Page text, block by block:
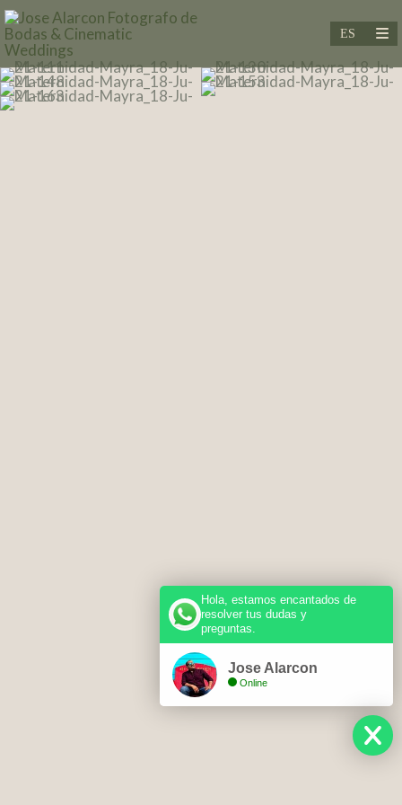
Hola, estamos encantados de
resolver tus dudas y
preguntas.
Jose Alarcon
Online